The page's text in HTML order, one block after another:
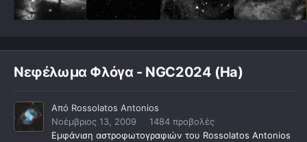
Νεφέλωμα Φλόγα - NGC2024 (Ha)
Από Rossolatos Antonios
Νοέμβριος 13, 2009
1484 προβολές
Εμφάνιση αστροφωτογραφιών του Rossolatos Antonios